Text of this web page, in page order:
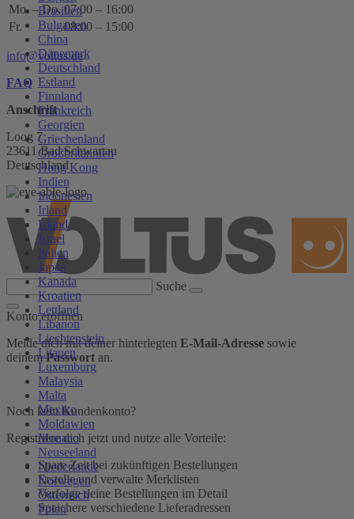
Brasilien
Bulgarien
China
Dänemark
Deutschland
Estland
Finnland
Frankreich
Georgien
Griechenland
Großbritannien
Hong Kong
Indien
Indonesien
Irland
Island
Israel
Italien
Japan
Kanada
Kroatien
Lettland
Libanon
Liechtenstein
Litauen
Luxemburg
Malaysia
Malta
Mexiko
Moldawien
Monaco
Neuseeland
Niederlande
Norwegen
Österreich
Polen
Mo. – Do. 07:00 – 16:00
Fr.
08:00 – 15:00
info@voltus.de
FAQ
Anschrift
Loog 7
23611 Bad Schwartau
Deutschland
Suche
Konto eröffnen
Melde dich mit deiner hinterlegten E-Mail-Adresse sowie
deinemPasswort an.
Noch kein Kundenkonto?
Registriere dich jetzt und nutze alle Vorteile:
Spare Zeit bei zukünftigen Bestellungen
Erstelle und verwalte Merklisten
Verfolge deine Bestellungen im Detail
Speichere verschiedene Lieferadressen